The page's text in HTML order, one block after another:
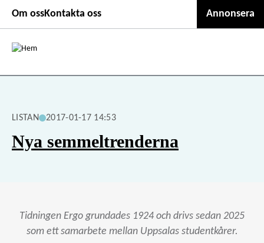
huvudinnehåll
Second
header
menu
Om ossKontakta oss Annonsera
LISTAN 2017-01-17 14:53
Nya semmeltrenderna
Tidningen Ergo grundades 1924 och drivs sedan 2025
som ett samarbete mellan Uppsalas studentkårer.